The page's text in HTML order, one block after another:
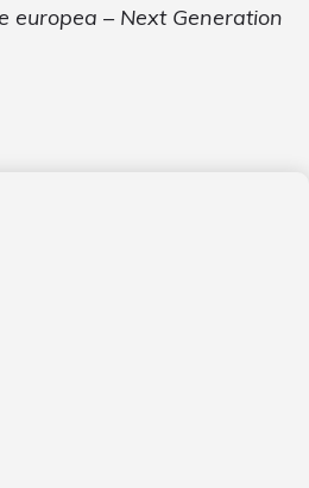
europea – Next Generation